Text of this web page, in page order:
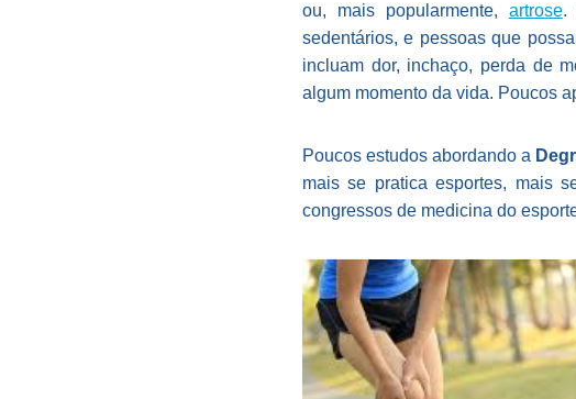
ou, mais popularmente, artrose.
sedentários, e pessoas que
incluam dor, inchaço, perda de
algum momento da vida. Poucos
Poucos estudos abordando a
mais se pratica esportes, mais
congressos de medicina do